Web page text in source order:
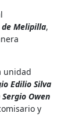
de Melipilla,
unidad
Edilio Silva
Owen
y